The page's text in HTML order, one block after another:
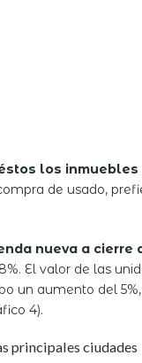
los
de usado,
nueva a
El valor de las
un aumento del
4).
principales ciudades